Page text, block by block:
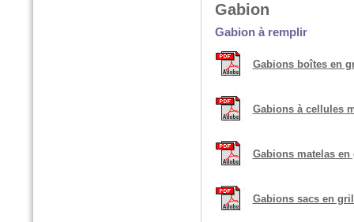
Gabion
Gabion à remplir
Gabions boîtes en
Gabions à cellules
Gabions matelas
Gabions sacs en